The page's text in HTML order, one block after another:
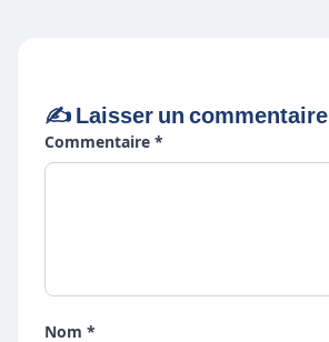
✍️ Laisser un commentaire
Commentaire *
Nom *